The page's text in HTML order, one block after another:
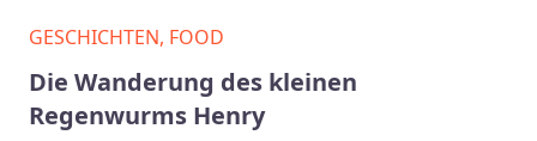
GESCHICHTEN, FOOD
Die Wanderung des kleinen
Regenwurms Henry